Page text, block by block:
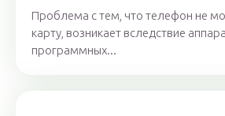
Проблема с тем, что телефон не
карту, возникает вследствие
программных...